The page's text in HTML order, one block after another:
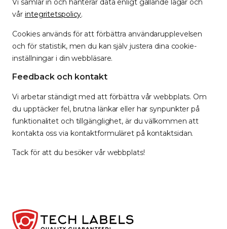
Vi samlar in och hanterar data enligt gällande lagar och
vårintegritetspolicy.
Cookies används för att förbättra användarupplevelsen
och för statistik, men du kan själv justera dina cookie-
inställningar i din webbläsare.
Feedback och kontakt
Vi arbetar ständigt med att förbättra vår webbplats. Om
du upptäcker fel, brutna länkar eller har synpunkter på
funktionalitet och tillgänglighet, är du välkommen att
kontakta oss via kontaktformuläret på kontaktsidan.
Tack för att du besöker vår webbplats!